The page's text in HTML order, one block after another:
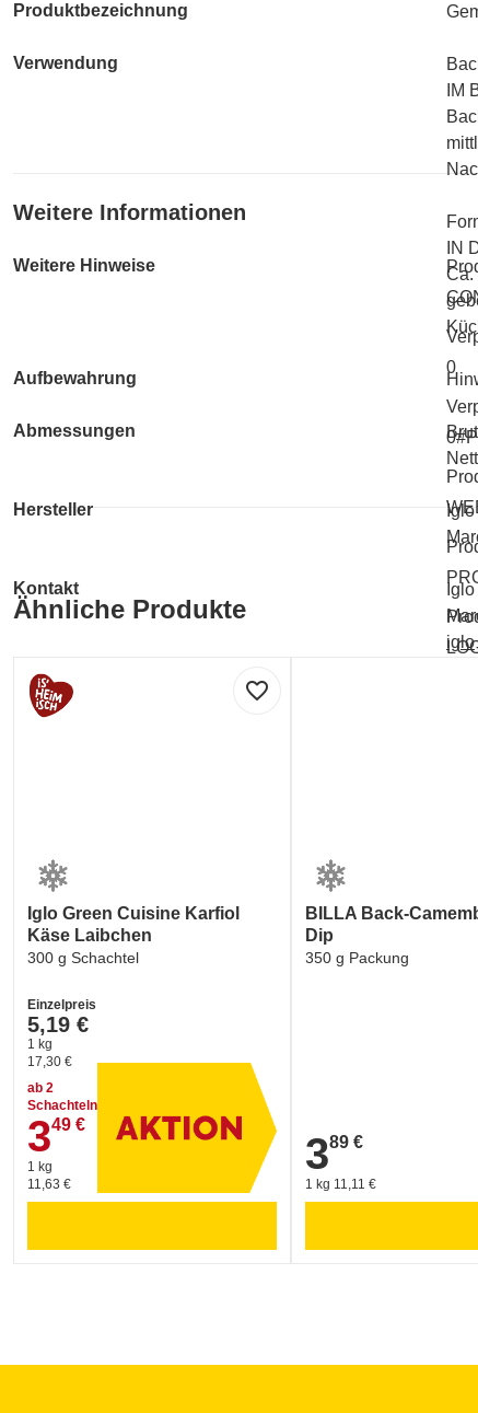
Produktbezeichnung
Verwendung
IM
IN
Ca.
Aufbewahrung
Abmessungen
Hersteller
Iglo
Kontakt
Iglo
iglo
Labelinformationen
Weitere Informationen
Weitere Hinweise
0
Ähnliche Produkte
favorite_border
Iglo Green Cuisine Karfiol
Käse Laibchen
300 g Schachtel
Einzelpreis
5,19 €
1 kg
17,30 €
ab 2
Schachteln
3,49 €
349 €
1 kg
11,63 €
BILLA Back-
Dip
350 g Packung
3,89 €
389 €
1 kg 11,11 €